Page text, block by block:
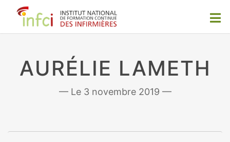
AURÉLIE LAMETH
3 novembre 2019